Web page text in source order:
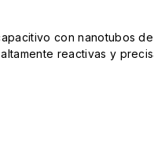
con nanotubos
reactivas y